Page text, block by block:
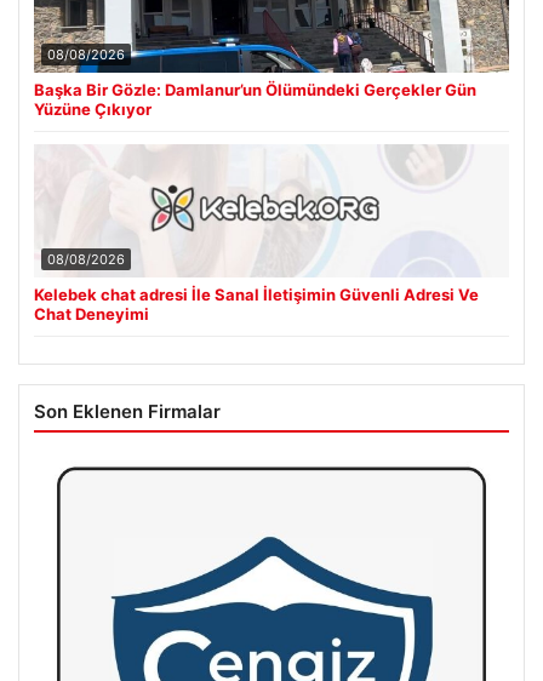
08/08/2026
Başka Bir Gözle: Damlanur’un Ölümündeki Gerçekler Gün
Yüzüne Çıkıyor
08/08/2026
Kelebek chat adresi İle Sanal İletişimin Güvenli Adresi Ve
Chat Deneyimi
Son Eklenen Firmalar